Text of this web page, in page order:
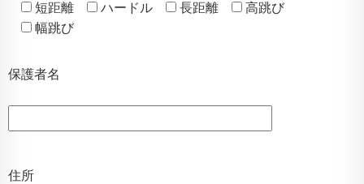
短距離 ハードル 長距離
高跳び
幅跳び
保護者名
住所